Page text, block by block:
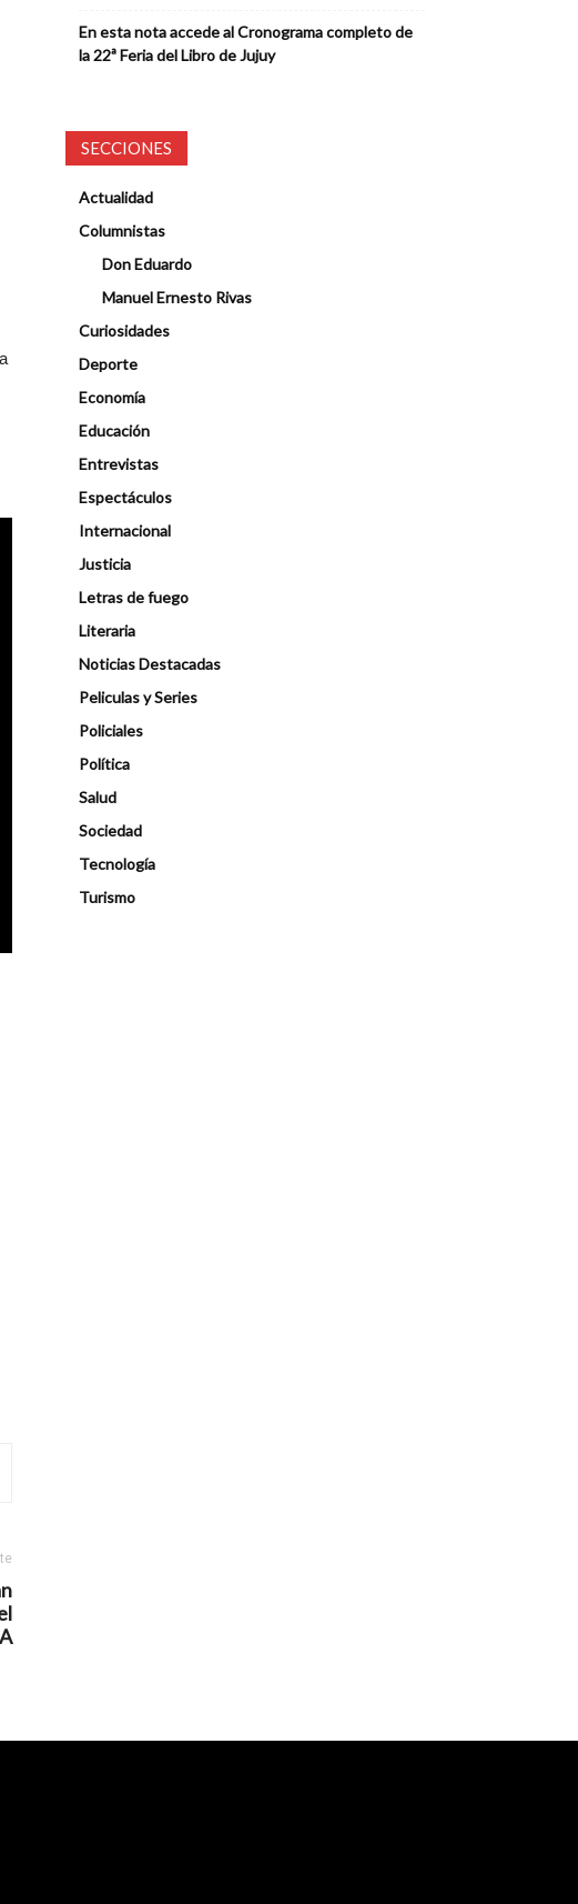
En esta nota accede al Cronograma completo de
la 22ª Feria del Libro de Jujuy
SECCIONES
Actualidad
Columnistas
Don Eduardo
Manuel Ernesto Rivas
Curiosidades
Deporte
Economía
Educación
Entrevistas
Espectáculos
Internacional
Justicia
Letras de fuego
Literaria
Noticias Destacadas
Peliculas y Series
Policiales
Política
Salud
Sociedad
Tecnología
Turismo